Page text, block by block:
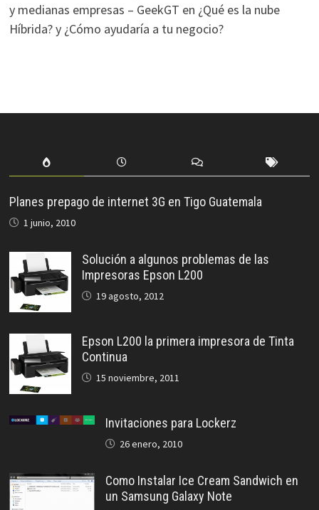
y medianas empresas – GeekGT en ¿Qué es la nube
Híbrida? y ¿Cómo ayudaría a tu negocio?
Planes prepago de internet 3G en Tigo Guatemala
1 junio, 2010
Solución a algunos problemas de las
Impresoras Epson L200
19 agosto, 2012
Epson L200 la primera impresora de Tinta
Continua
15 noviembre, 2011
Invitaciones para Lockerz
26 enero, 2010
Como Instalar Ice Cream Sandwich en
un Samsung Galaxy Note